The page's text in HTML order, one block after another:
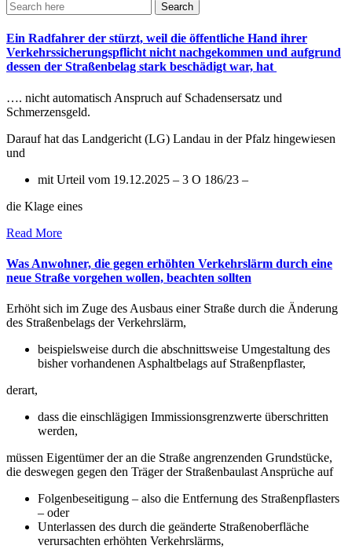
Search
Ein Radfahrer der stürzt, weil die öffentliche Hand ihrer
Verkehrssicherungspflicht nicht nachgekommen und aufgrund
dessen der Straßenbelag stark beschädigt war, hat
…. nicht automatisch Anspruch auf Schadensersatz und
Schmerzensgeld.
Darauf hat das Landgericht (LG) Landau in der Pfalz hingewiesen
und
mit Urteil vom 19.12.2025 – 3 O 186/23 –
die Klage eines
Read More
Was Anwohner, die gegen erhöhten Verkehrslärm durch eine
neue Straße vorgehen wollen, beachten sollten
Erhöht sich im Zuge des Ausbaus einer Straße durch die Änderung
des Straßenbelags der Verkehrslärm,
beispielsweise durch die abschnittsweise Umgestaltung des
bisher vorhandenen Asphaltbelags auf Straßenpflaster,
derart,
dass die einschlägigen Immissionsgrenzwerte überschritten
werden,
müssen Eigentümer der an die Straße angrenzenden Grundstücke,
die deswegen gegen den Träger der Straßenbaulast Ansprüche auf
Folgenbeseitigung – also die Entfernung des Straßenpflasters
– oder
Unterlassen des durch die geänderte Straßenoberfläche
verursachten erhöhten Verkehrslärms,